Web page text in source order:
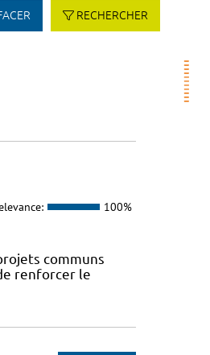
RECHERCHER
100%
communs
renforcer le